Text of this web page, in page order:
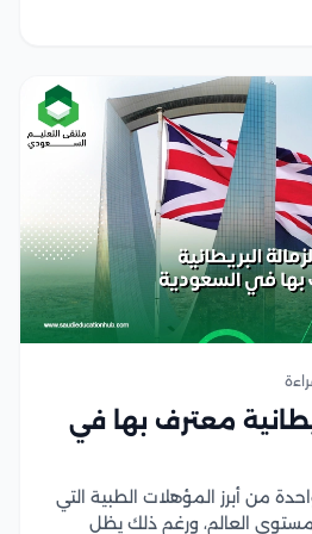
الخدمات الصحية، وفقًا
معترف بها في
واحدة من أبرز المؤهلات الطبية التي
العالم، ورغم ذلك يظل